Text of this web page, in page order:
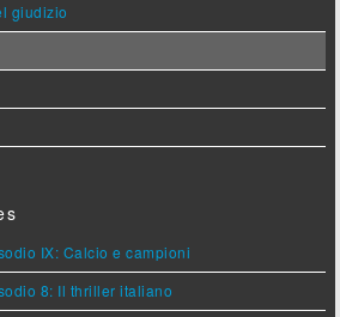
giudizio
IX: Calcio e campioni
8: Il thriller italiano